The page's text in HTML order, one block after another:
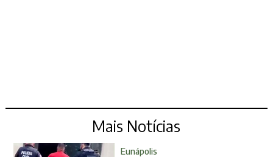
Mais Notícias
Eunápolis